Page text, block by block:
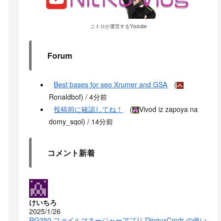
ニトロが運営するYoutube
Forum
Best bases for seo Xrumer and GSA
(
Ronaldbof) /4分前
投稿前に確認してね！
(
Vivod iz zapoya na
domy_sqol) / 14分前
コメント新着
けいちろ
2025/1/26